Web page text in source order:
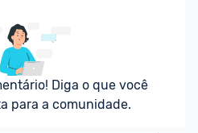
Diga o que você
para a comunidade.